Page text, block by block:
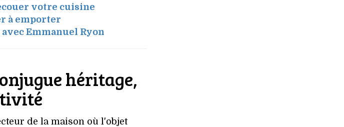
votre cuisine
à emporter
Emmanuel Ryon
héritage,
de la maison où l'objet